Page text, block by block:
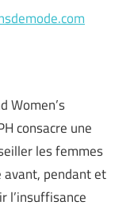
Women’s
consacre une
les femmes
avant, pendant et
l’insuffisance